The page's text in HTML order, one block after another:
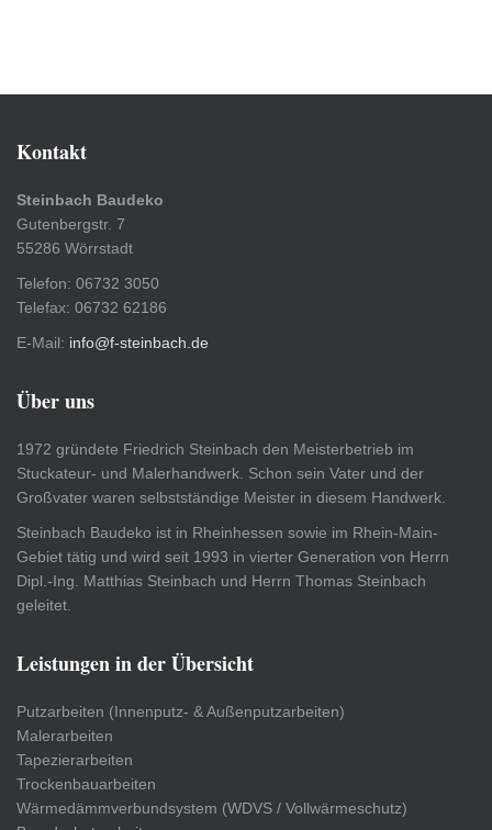
Kontakt
Steinbach Baudeko
Gutenbergstr. 7
55286 Wörrstadt
Telefon: 06732 3050
Telefax: 06732 62186
E-Mail: info@f-steinbach.de
Über uns
1972 gründete Friedrich Steinbach den Meisterbetrieb im
Stuckateur- und Malerhandwerk. Schon sein Vater und der
Großvater waren selbstständige Meister in diesem Handwerk.
Steinbach Baudeko ist in Rheinhessen sowie im Rhein-Main-
Gebiet tätig und wird seit 1993 in vierter Generation von Herrn
Dipl.-Ing. Matthias Steinbach und Herrn Thomas Steinbach
geleitet.
Leistungen in der Übersicht
Putzarbeiten (Innenputz- & Außenputzarbeiten)
Malerarbeiten
Tapezierarbeiten
Trockenbauarbeiten
Wärmedämmverbundsystem (WDVS / Vollwärmeschutz)